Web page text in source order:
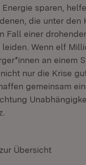
Energie sparen,
die unter den
Fall einer
leiden. Wenn elf
an einem
nur die Krise
gemeinsam
Übersicht